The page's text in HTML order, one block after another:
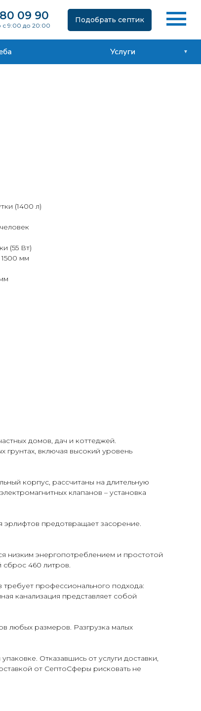
09 90
с 9:00 до 20:00
Подобрать септик
Услуги
(1400 л)
(55 Вт)
мм
домов, дач и коттеджей.
грунтах, включая высокий уровень
корпус, рассчитаны на длительную
клапанов – установка
предотвращает засорение.
низким энергопотреблением и простотой
сброс 460 литров.
профессионального подхода:
канализация представляет собой
любых размеров. Разгрузка малых
Отказавшись от услуги доставки,
от СептоСферы рисковать не